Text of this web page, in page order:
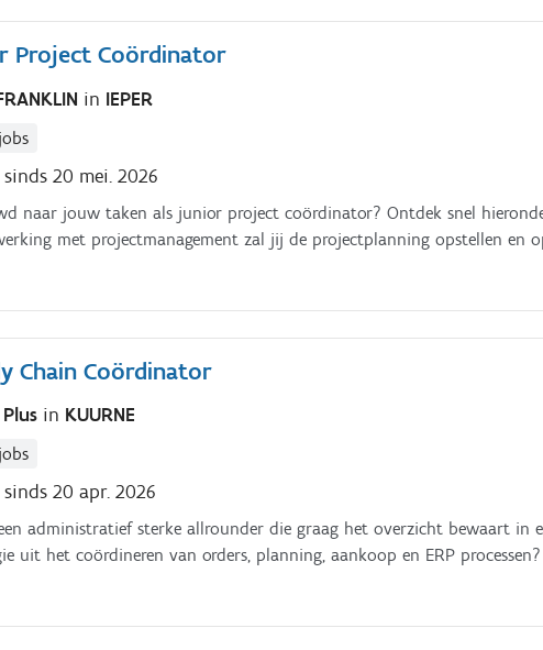
Project Coördinator
in IEPER
20 mei. 2026
naar jouw taken als junior project coördinator? Ontdek snel
met projectmanagement zal jij de projectplanning opstellen en
Chain Coördinator
in KUURNE
20 apr. 2026
administratief sterke allrounder die graag het overzicht bewaart in
uit het coördineren van orders, planning, aankoop en ERP processen?